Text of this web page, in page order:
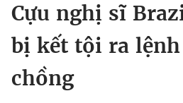
Chuyên mục
Chuyên mục khác
Chào ngày mới
Đổi mật khẩu
Tin đã lưu
Tin đã xem
Cựu nghị sĩ
bị kết tội ra
chồng